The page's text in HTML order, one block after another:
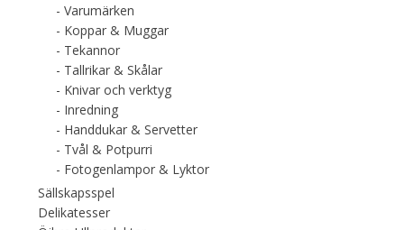
Varumärken
Koppar & Muggar
Tekannor
Tallrikar & Skålar
Knivar och verktyg
Inredning
Handdukar & Servetter
Tvål & Potpurri
Fotogenlampor & Lyktor
Sällskapsspel
Delikatesser